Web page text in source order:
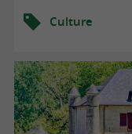
Culture